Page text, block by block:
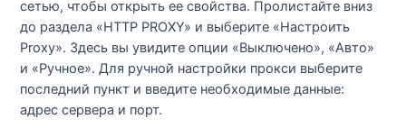
сетью, чтобы открыть ее свойства. Пролистайте вниз
до раздела «HTTP PROXY» и выберите «Настроить
Proxy». Здесь вы увидите опции «Выключено», «Авто»
и «Ручное». Для ручной настройки прокси выберите
последний пункт и введите необходимые данные:
адрес сервера и порт.